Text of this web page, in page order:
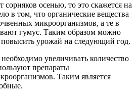
сорняков осенью, то это скажется на
в том, что органические вещества
микроорганизмов, а те в
гумус. Таким образом можно
повысить урожай на следующий год.
увеличивать количество
препараты
Таким является